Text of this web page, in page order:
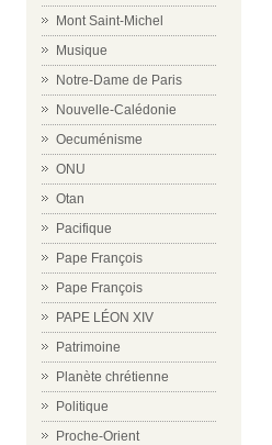
Mont Saint-Michel
Musique
Notre-Dame de Paris
Nouvelle-Calédonie
Oecuménisme
ONU
Otan
Pacifique
Pape François
Pape François
PAPE LÉON XIV
Patrimoine
Planète chrétienne
Politique
Proche-Orient